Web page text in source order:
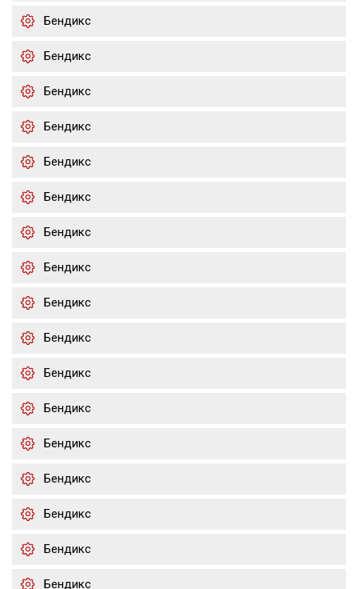
Бендикс
Бендикс
Бендикс
Бендикс
Бендикс
Бендикс
Бендикс
Бендикс
Бендикс
Бендикс
Бендикс
Бендикс
Бендикс
Бендикс
Бендикс
Бендикс
Бендикс